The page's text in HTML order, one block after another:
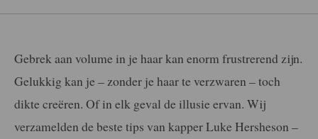
Gebrek aan volume in je haar kan enorm frustrerend zijn.
Gelukkig kan je – zonder je haar te verzwaren – toch
dikte creëren. Of in elk geval de illusie ervan. Wij
verzamelden de beste tips van kapper Luke Hersheson –